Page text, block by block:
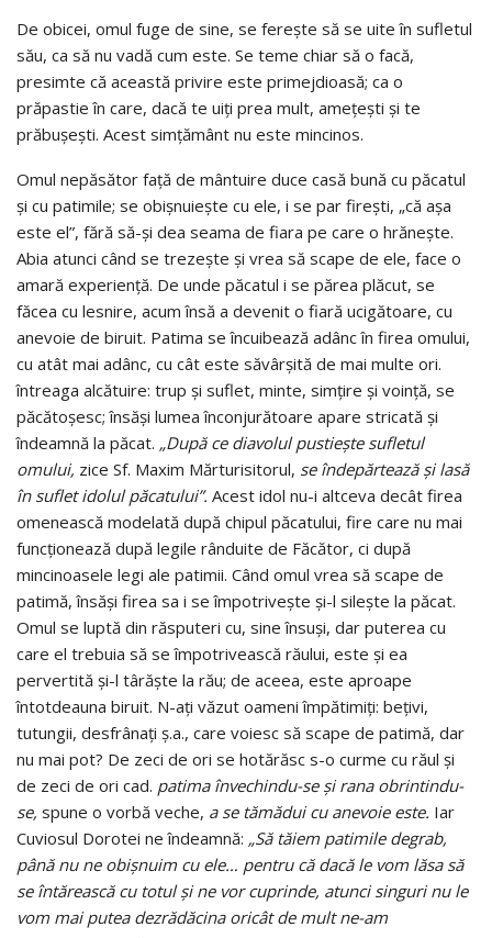
De obicei, omul fuge de sine, se fereşte să se uite în sufletul
său, ca să nu vadă cum este. Se teme chiar să o facă,
presimte că această privire este primejdioasă; ca o
prăpastie în care, dacă te uiţi prea mult, ameţeşti şi te
prăbuşeşti. Acest simţământ nu este mincinos.
Omul nepăsător faţă de mântuire duce casă bună cu păcatul
şi cu patimile; se obişnuieşte cu ele, i se par fireşti, „că aşa
este el”, fără să-şi dea seama de fiara pe care o hrăneşte.
Abia atunci când se trezeşte şi vrea să scape de ele, face o
amară experienţă. De unde păcatul i se părea plăcut, se
făcea cu lesnire, acum însă a devenit o fiară ucigătoare, cu
anevoie de biruit. Patima se în­cuibează adânc în firea omului,
cu atât mai adânc, cu cât este săvârşită de mai multe ori.
întreaga alcătuire: trup şi suflet, minte, simţire şi voinţă, se
păcătoşesc; însăşi lumea înconjură­toare apare stricată şi
îndeamnă la păcat. „După ce diavolul pustieşte sufletul
omului, zice Sf. Maxim Mărturisitorul, se în­depărtează şi lasă
în suflet idolul păcatului”. Acest idol nu-i altceva decât firea
omenească modelată după chipul păcatului, fire care nu mai
funcţionează după legile rânduite de Făcător, ci după
mincinoasele legi ale patimii. Când omul vrea să scape de
patimă, însăşi firea sa i se împotriveşte şi-l sileşte la păcat.
Omul se luptă din răsputeri cu, sine însuşi, dar puterea cu
care el trebuia să se împotrivească răului, este şi ea
pervertită şi-l târăşte la rău; de aceea, este aproape
întotdeauna biruit. N-aţi văzut oameni împătimiţi: beţivi,
tutungii, desfrânaţi ş.a., care voiesc să scape de patimă, dar
nu mai pot? De zeci de ori se hotărăsc s-o curme cu răul şi
de zeci de ori cad. patima învechindu-se şi rana obrintindu-
se, spune o vorbă veche, a se tămădui cu anevoie este. Iar
Cuviosul Dorotei ne îndeamnă: „Să tăiem patimile degrab,
până nu ne obişnuim cu ele… pentru că dacă le vom lăsa să
se întărească cu totul şi ne vor cuprinde, atunci singuri nu le
vom mai putea dezrădăcina oricât de mult ne-am